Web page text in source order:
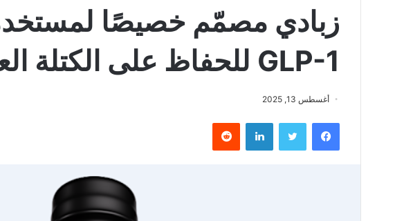
زبادي مصمّم خصيصًا
GLP-1 للحفاظ على الكتلة العضلية
أغسطس 13, 2025
فيسبوك تويتر لينكدإن